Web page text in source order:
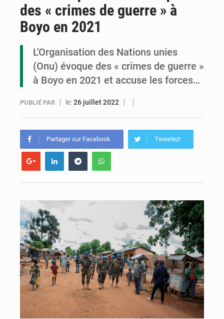
Cémac : la Commission présente à Denis Sassou N’Guesso sa feuille de route
Compétitions africaines : la CAF ferme la porte à l’AC Léopards et à l’AS Otohô
des « crimes de guerre » à
Boyo en 2021
L'Organisation des Nations unies
(Onu) évoque des « crimes de guerre »
à Boyo en 2021 et accuse les forces…
PUBLIÉ PAR le:26 juillet 2022
Partager sur Facebook Tweetez!